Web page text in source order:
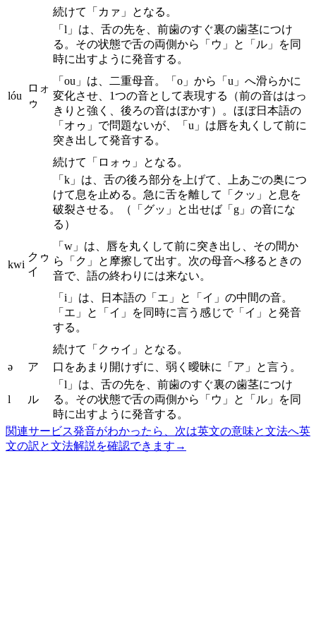
続けて「カァ」となる。
lóu
ロォ
ゥ
「l」は、舌の先を、前歯のすぐ裏の歯茎につけ
る。その状態で舌の両側から「ウ」と「ル」を同
時に出すように発音する。
「ou」は、二重母音。「o」から「u」へ滑らかに
変化させ、1つの音として表現する（前の音ははっ
きりと強く、後ろの音はぼかす）。ほぼ日本語の
「オゥ」で問題ないが、「u」は唇を丸くして前に
突き出して発音する。
続けて「ロォゥ」となる。
kwi
クゥ
イ
「k」は、舌の後ろ部分を上げて、上あごの奥につ
けて息を止める。急に舌を離して「クッ」と息を
破裂させる。（「グッ」と出せば「g」の音にな
る）
「w」は、唇を丸くして前に突き出し、その間か
ら「ク」と摩擦して出す。次の母音へ移るときの
音で、語の終わりには来ない。
「i」は、日本語の「エ」と「イ」の中間の音。
「エ」と「イ」を同時に言う感じで「イ」と発音
する。
続けて「クゥイ」となる。
ə
ア 口をあまり開けずに、弱く曖昧に「ア」と言う。
l ル
「l」は、舌の先を、前歯のすぐ裏の歯茎につけ
る。その状態で舌の両側から「ウ」と「ル」を同
時に出すように発音する。
関連サービス発音がわかったら、次は英文の意味と文法へ英
文の訳と文法解説を確認できます →